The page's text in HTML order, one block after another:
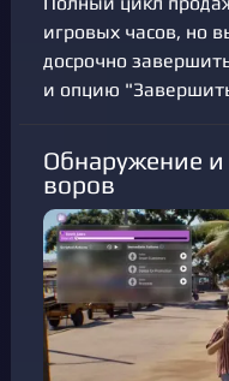
игровых часов, но
досрочно
и опцию
Обнаружение
воров